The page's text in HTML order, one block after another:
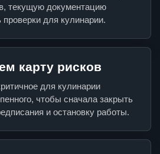
текущую документацию
проверки для кулинарии.
карту рисков
для кулинарии
чтобы сначала закрыть
и остановку работы.